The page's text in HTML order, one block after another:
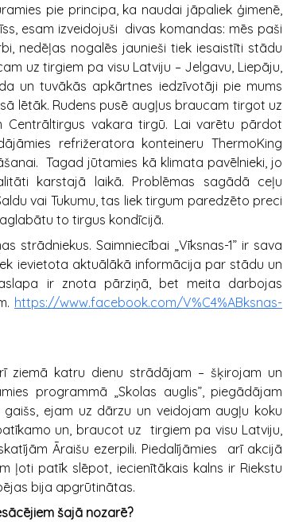
pie principa, ka naudai jāpaliek ģimenē,
esam izveidojuši divas komandas: mēs paši
nedēļas nogalēs jaunieši tiek iesaistīti stādu
uz tirgiem pa visu Latviju – Jelgavu, Liepāju,
un tuvākās apkārtnes iedzīvotāji pie mums
lētāk. Rudens pusē augļus braucam tirgot uz
vakara tirgū. Lai varētu pārdot
refrižeratora konteineru ThermoKing
Tagad jūtamies kā klimata pavēlnieki, jo
karstajā laikā. Problēmas sagādā ceļu
vai Tukumu, tas liek tirgum paredzēto preci
to tirgus kondīcijā.
strādniekus. Saimniecībai „Vīksnas-1” ir sava
ievietota aktuālākā informācija par stādu un
ir znota pārziņā, bet meita darbojas
https://www.facebook.com/V%C4%ABksnas-
ziemā katru dienu strādājam – šķirojam un
programmā „Skolas auglis”, piegādājam
ejam uz dārzu un veidojam augļu koku
un, braucot uz tirgiem pa visu Latviju,
Āraišu ezerpili. Piedalījāmies arī akcijā
ļoti patīk slēpot, iecienītākais kalns ir Riekstu
bija apgrūtinātas.
šajā nozarē?